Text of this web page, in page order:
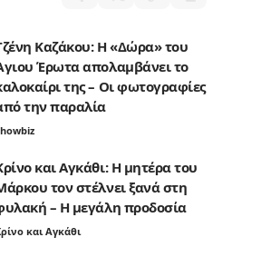
Καζάκου: Η «Δώρα» του
Έρωτα απολαμβάνει το
της – Οι φωτογραφίες
την παραλία
και Αγκάθι: Η μητέρα του
τον στέλνει ξανά στη
– Η μεγάλη προδοσία
και Αγκάθι